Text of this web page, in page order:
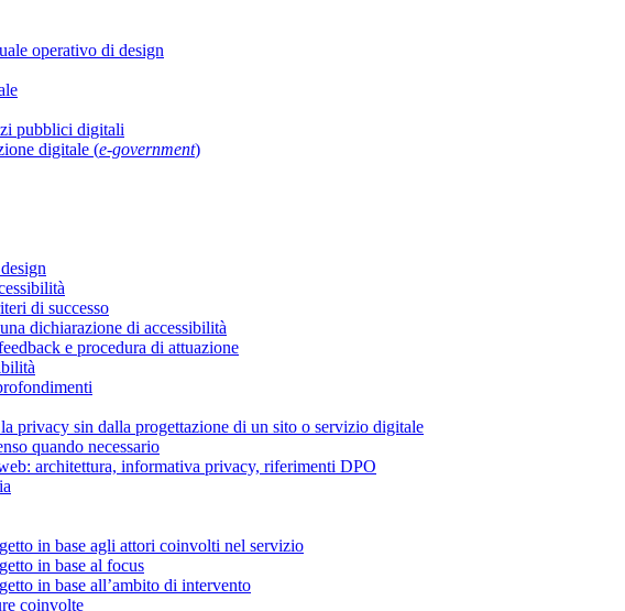
operativo di design
pubblici digitali
digitale (e-government)
di successo
dichiarazione di accessibilità
e procedura di attuazione
privacy sin dalla progettazione di un sito o servizio digitale
quando necessario
architettura, informativa privacy, riferimenti DPO
in base agli attori coinvolti nel servizio
in base al focus
in base all’ambito di intervento
coinvolte